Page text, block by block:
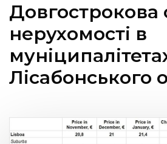
Довгострокова
нерухомості в
Лісабонського